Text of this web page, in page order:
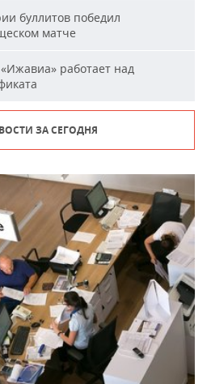
буллитов победил
матче
работает над
ЗА СЕГОДНЯ